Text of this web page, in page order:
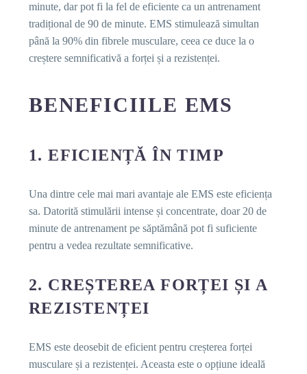
minute, dar pot fi la fel de eficiente ca un antrenament
tradițional de 90 de minute. EMS stimulează simultan
până la 90% din fibrele musculare, ceea ce duce la o
creștere semnificativă a forței și a rezistenței.
BENEFICIILE EMS
1. EFICIENȚĂ ÎN TIMP
Una dintre cele mai mari avantaje ale EMS este eficiența
sa. Datorită stimulării intense și concentrate, doar 20 de
minute de antrenament pe săptămână pot fi suficiente
pentru a vedea rezultate semnificative.
2. CREȘTEREA FORȚEI ȘI A
REZISTENȚEI
EMS este deosebit de eficient pentru creșterea forței
musculare și a rezistenței. Aceasta este o opțiune ideală